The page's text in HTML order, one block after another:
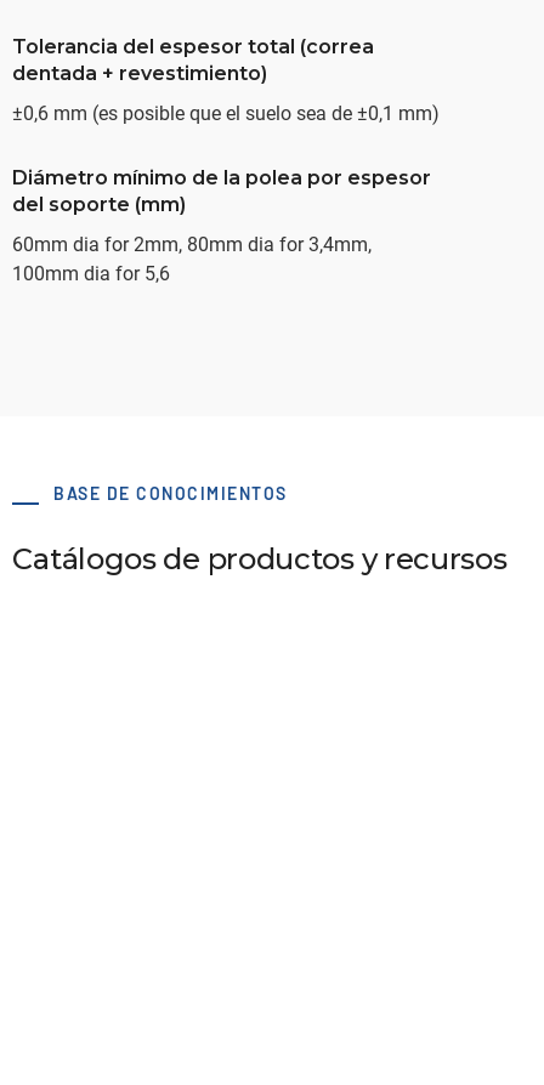
Tolerancia del espesor total (correa
dentada + revestimiento)
±0,6 mm (es posible que el suelo sea de ±0,1 mm)
Diámetro mínimo de la polea por espesor
del soporte (mm)
60mm dia for 2mm, 80mm dia for 3,4mm,
100mm dia for 5,6
BASE DE CONOCIMIENTOS
Catálogos de productos y recursos